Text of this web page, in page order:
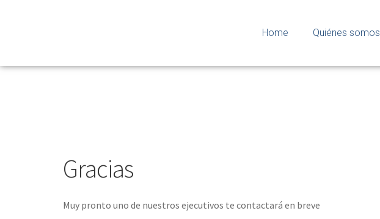
Home Quiénes somos
Gracias
Muy pronto uno de nuestros ejecutivos te contactará en breve